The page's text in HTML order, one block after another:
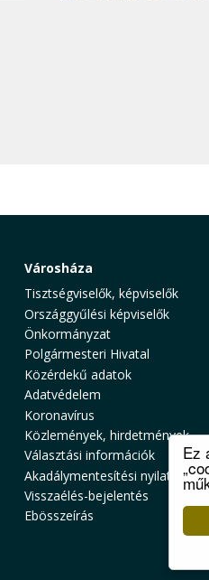
Ez
Városháza
Tisztségviselők, képviselők
Országgyűlési képviselők
Önkormányzat
Polgármesteri Hivatal
Közérdekű adatok
Adatvédelem
Koronavírus
Közlemények, hirdetmények
Választási információk
Akadálymentesítési nyilatkozat
Visszaélés-bejelentés
Ebösszeírás